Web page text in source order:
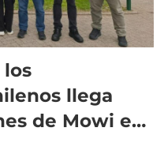
llega
de Mowi en